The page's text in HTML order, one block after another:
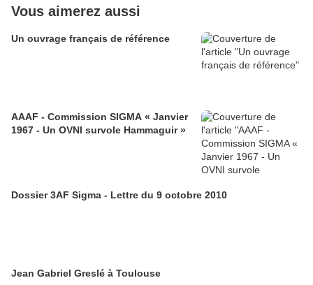
Vous aimerez aussi
Un ouvrage français de référence
AAAF - Commission SIGMA « Janvier
1967 - Un OVNI survole Hammaguir »
Dossier 3AF Sigma - Lettre du 9 octobre 2010
Jean Gabriel Greslé à Toulouse